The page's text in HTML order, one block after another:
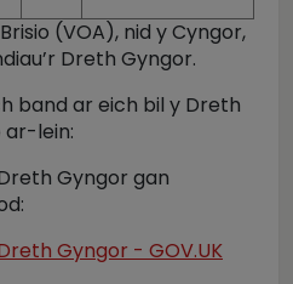
(VOA), nid y Cyngor,
Dreth Gyngor.
band ar eich bil y Dreth
ar-lein:
Gyngor gan
Gyngor - GOV.UK